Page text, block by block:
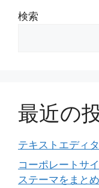
検索
最近の
テキストエディ
コーポレートサ
ステーマをまと